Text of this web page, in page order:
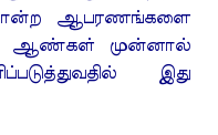
ஆபரணங்களை
ஆண்கள் முன்னால்
இது